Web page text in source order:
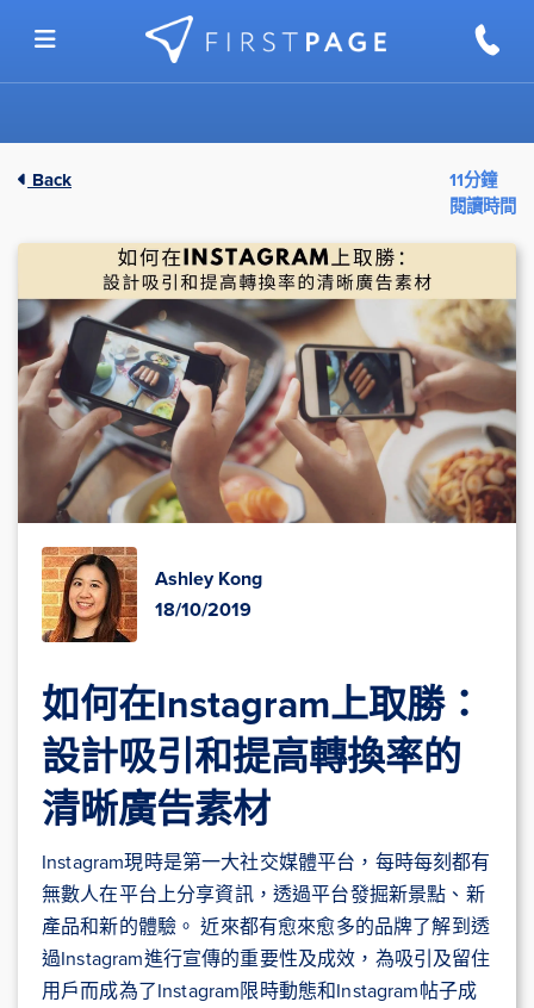
Back
11分鐘
閱讀時間
Ashley Kong
18/10/2019
如何在Instagram上取勝：
設計吸引和提高轉換率的
清晰廣告素材
Instagram現時是第一大社交媒體平台，每時每刻都有
無數人在平台上分享資訊，透過平台發掘新景點、新
產品和新的體驗。 近來都有愈來愈多的品牌了解到透
過Instagram進行宣傳的重要性及成效，為吸引及留住
用戶而成為了Instagram限時動態和Instagram帖子成